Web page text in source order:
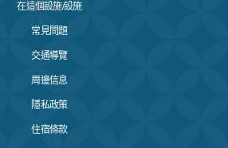
在這個設施/設施
常見問題
交通導覽
周邊信息
隱私政策
住宿條款